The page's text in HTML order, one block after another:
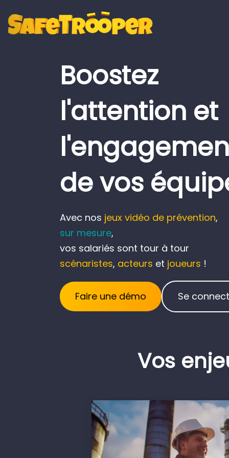
Boostez
l'attention et
de vos
Avec nos jeux vidéo de prévention,
sur mesure,
vos salariés sont tour à tour
scénaristes, acteurs et joueurs !
Faire une démo Se
Vos